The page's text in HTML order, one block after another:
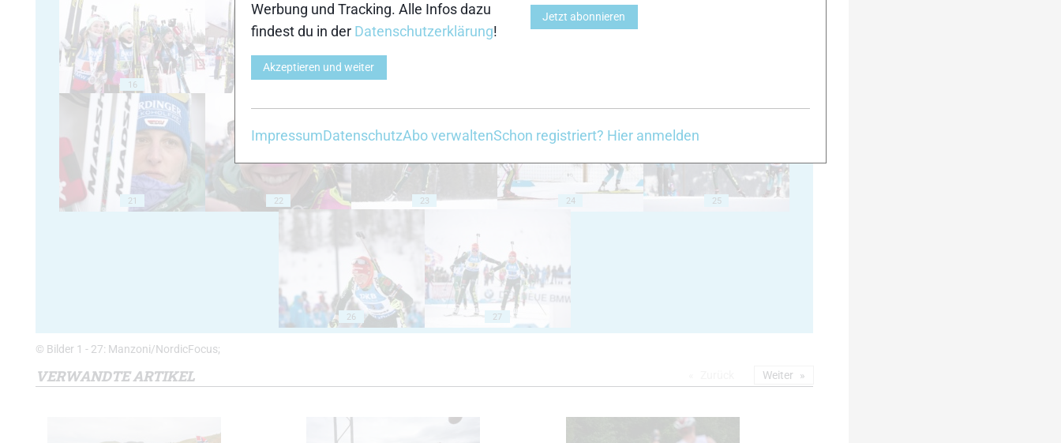
16
21 22 23 24 25
26 27
© Bilder 1 - 27: Manzoni/NordicFocus;
VERWANDTE ARTIKEL Weiter
Werbung und Tracking. Alle Infos dazu
findest du in der Datenschutzerklärung!
Akzeptieren und weiter
Jetzt abonnieren
ImpressumDatenschutzAbo verwaltenSchon registriert? Hier anmelden